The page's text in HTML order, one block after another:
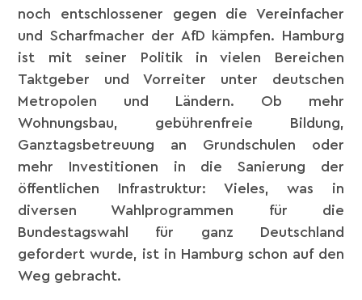
noch entschlossener gegen die Vereinfacher
und Scharfmacher der AfD kämpfen. Hamburg
ist mit seiner Politik in vielen Bereichen
Taktgeber und Vorreiter unter deutschen
Metropolen und Ländern. Ob mehr
Wohnungsbau, gebührenfreie Bildung,
Ganztagsbetreuung an Grundschulen oder
mehr Investitionen in die Sanierung der
öffentlichen Infrastruktur: Vieles, was in
diversen Wahlprogrammen für die
Bundestagswahl für ganz Deutschland
gefordert wurde, ist in Hamburg schon auf den
Weg gebracht.